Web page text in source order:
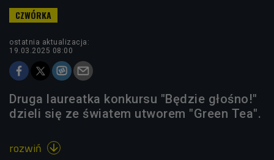
ostatnia aktualizacja:
19.03.2025 08:00
Druga laureatka konkursu "Będzie głośno!"
dzieli się ze światem utworem "Green Tea".
rozwiń 